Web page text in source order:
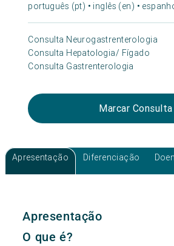
português (pt) • inglês (en) •
Consulta Neurogastrenterologia
Consulta Hepatologia/ Fígado
Consulta Gastrenterologia
Marcar Consulta
Apresentação Diferenciação
Apresentação
O que é?